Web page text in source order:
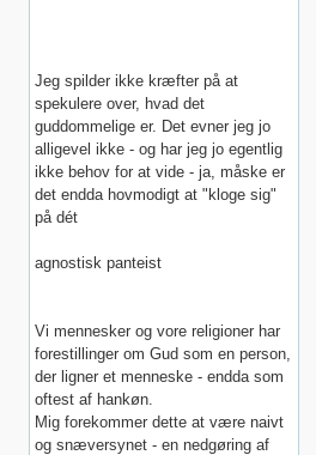
Jeg spilder ikke kræfter på at
spekulere over, hvad det
guddommelige er. Det evner jeg jo
alligevel ikke - og har jeg jo egentlig
ikke behov for at vide - ja, måske er
det endda hovmodigt at "kloge sig"
på dét
agnostisk panteist
Vi mennesker og vore religioner har
forestillinger om Gud som en person,
der ligner et menneske - endda som
oftest af hankøn.
Mig forekommer dette at være naivt
og snæversynet - en nedgøring af